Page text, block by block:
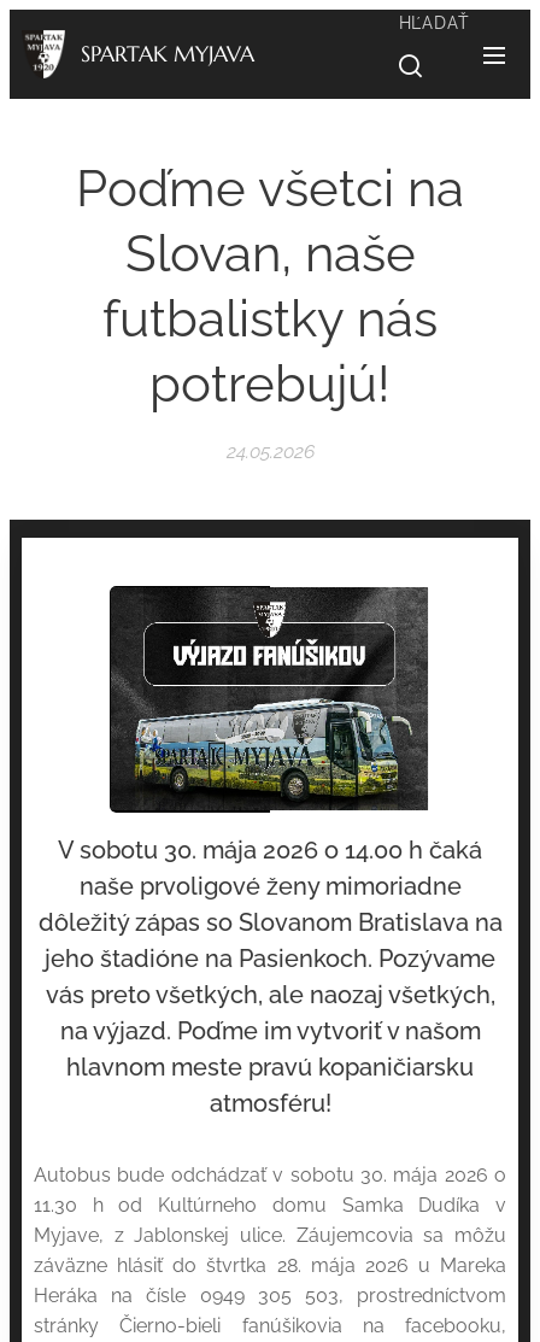
SPARTAK MYJAVA
HĽADAŤ
Poďme všetci na
Slovan, naše
futbalistky nás
potrebujú!
24.05.2026
V sobotu 30. mája 2026 o 14.00 h čaká
naše prvoligové ženy mimoriadne
dôležitý zápas so Slovanom Bratislava na
jeho štadióne na Pasienkoch. Pozývame
vás preto všetkých, ale naozaj všetkých,
na výjazd. Poďme im vytvoriť v našom
hlavnom meste pravú kopaničiarsku
atmosféru!
Autobus bude odchádzať v sobotu 30. mája 2026 o
11.30 h od Kultúrneho domu Samka Dudíka v
Myjave, z Jablonskej ulice. Záujemcovia sa môžu
záväzne hlásiť do štvrtka 28. mája 2026 u Mareka
Heráka na čísle 0949 305 503, prostredníctvom
stránky Čierno-bieli fanúšikovia na facebooku,